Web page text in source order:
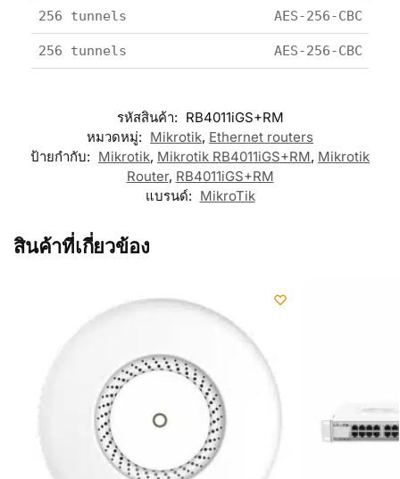
256 tunnels AES-256-CBC +
256 tunnels AES-256-CBC +
รหัสสินค้า: RB4011iGS+RM
หมวดหมู่: Mikrotik, Ethernet routers
ป้ายกำกับ: Mikrotik, Mikrotik RB4011iGS+RM, Mikrotik
Router, RB4011iGS+RM
แบรนด์: MikroTik
สินค้าที่เกี่ยวข้อง